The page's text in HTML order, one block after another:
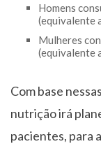
Homens
(equivalente
Mulheres
(equivalente
Com base
nutrição irá
pacientes, para